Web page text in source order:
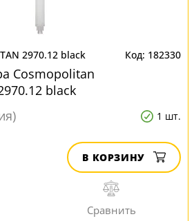
2970.12 black 182330
Cosmopolitan
black
1 шт.
В КОРЗИНУ